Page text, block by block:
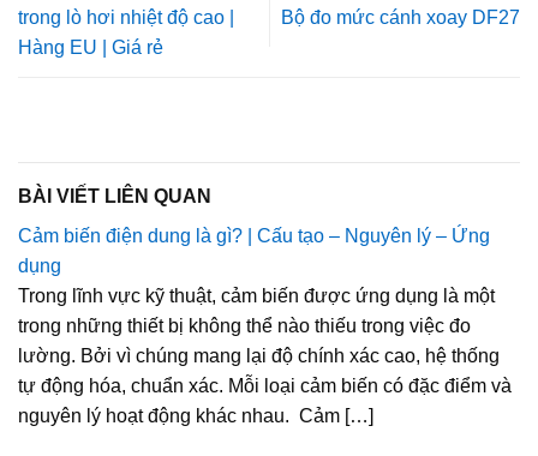
trong lò hơi nhiệt độ cao |
Hàng EU | Giá rẻ
Bộ đo mức cánh xoay DF27
BÀI VIẾT LIÊN QUAN
Cảm biến điện dung là gì? | Cấu tạo – Nguyên lý – Ứng
dụng
Trong lĩnh vực kỹ thuật, cảm biến được ứng dụng là một
trong những thiết bị không thể nào thiếu trong việc đo
lường. Bởi vì chúng mang lại độ chính xác cao, hệ thống
tự động hóa, chuẩn xác. Mỗi loại cảm biến có đặc điểm và
nguyên lý hoạt động khác nhau. Cảm […]